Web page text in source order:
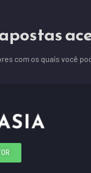
com os quais você